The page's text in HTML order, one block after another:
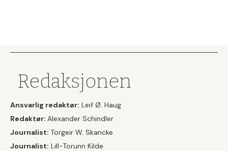
Redaksjonen
Ansvarlig redaktør: Leif Ø. Haug
Redaktør: Alexander Schindler
Journalist: Torgeir W. Skancke
Journalist: Lill-Torunn Kilde